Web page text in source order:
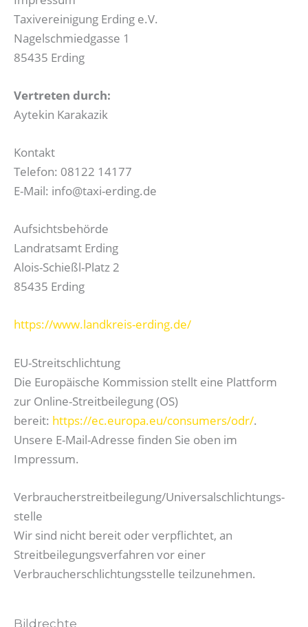
Bildrechte
Taxivereinigung Erding e.V.
Nagelschmiedgasse 1
85435 Erding
Vertreten durch:
Aytekin Karakazik
Kontakt
Telefon: 08122 14177
E-Mail: info@taxi-erding.de
Aufsichtsbehörde
Landratsamt Erding
Alois-Schießl-Platz 2
85435 Erding
https://www.landkreis-erding.de/
EU-Streitschlichtung
Die Europäische Kommission stellt eine Plattform
zur Online-Streitbeilegung (OS)
bereit: https://ec.europa.eu/consumers/odr/.
Unsere E-Mail-Adresse finden Sie oben im
Impressum.
Verbraucher­streit­beilegung/Universal­schlichtungs­
stelle
Wir sind nicht bereit oder verpflichtet, an
Streitbeilegungsverfahren vor einer
Verbraucherschlichtungsstelle teilzunehmen.